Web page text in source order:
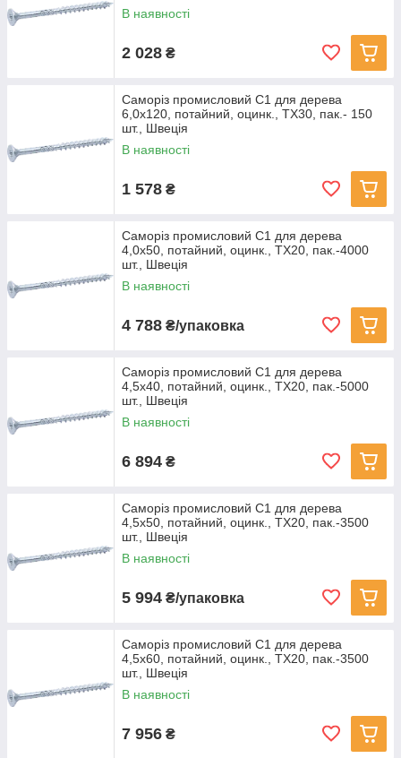
В наявності
2 028 ₴
Саморіз промисловий С1 для дерева
6,0х120, потайний, оцинк., TX30, пак.- 150
шт., Швеція
В наявності
1 578 ₴
Саморіз промисловий С1 для дерева
4,0х50, потайний, оцинк., TX20, пак.-4000
шт., Швеція
В наявності
4 788 ₴/упаковка
Саморіз промисловий С1 для дерева
4,5х40, потайний, оцинк., TX20, пак.-5000
шт., Швеція
В наявності
6 894 ₴
Саморіз промисловий С1 для дерева
4,5х50, потайний, оцинк., TX20, пак.-3500
шт., Швеція
В наявності
5 994 ₴/упаковка
Саморіз промисловий С1 для дерева
4,5х60, потайний, оцинк., TX20, пак.-3500
шт., Швеція
В наявності
7 956 ₴